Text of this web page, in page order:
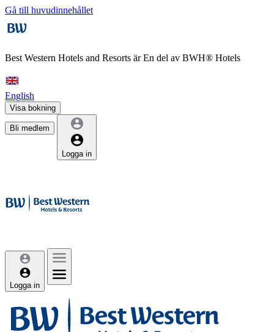
Gå till huvudinnehållet
Best Western Hotels and Resorts ärEn del av BWH® Hotels
English
Visa bokning
Bli medlem
Logga in
Logga in